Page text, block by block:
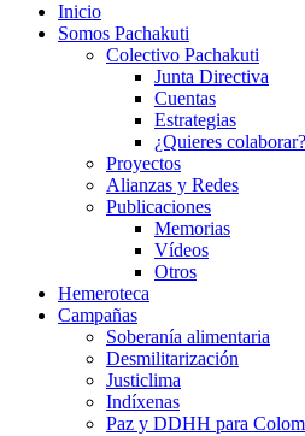
Inicio
Somos Pachakuti
Colectivo Pachakuti
Junta Directiva
Cuentas
Estrategias
¿Quieres colaborar?
Proyectos
Alianzas y Redes
Publicaciones
Memorias
Vídeos
Otros
Hemeroteca
Campañas
Soberanía alimentaria
Desmilitarización
Justiclima
Indíxenas
Paz y DDHH para